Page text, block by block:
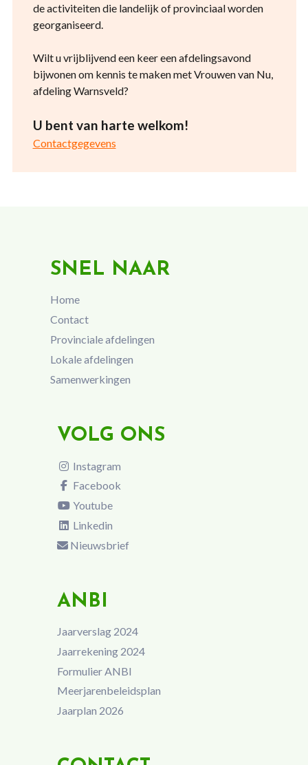
de activiteiten die landelijk of provinciaal worden
georganiseerd.
Wilt u vrijblijvend een keer een afdelingsavond
bijwonen om kennis te maken met Vrouwen van Nu,
afdeling Warnsveld?
U bent van harte welkom!
Contactgegevens
SNEL NAAR
Home
Contact
Provinciale afdelingen
Lokale afdelingen
Samenwerkingen
VOLG ONS
Instagram
Facebook
Youtube
Linkedin
Nieuwsbrief
ANBI
Jaarverslag 2024
Jaarrekening 2024
Formulier ANBI
Meerjarenbeleidsplan
Jaarplan 2026